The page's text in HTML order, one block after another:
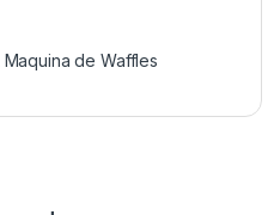
Maquina de Waffles